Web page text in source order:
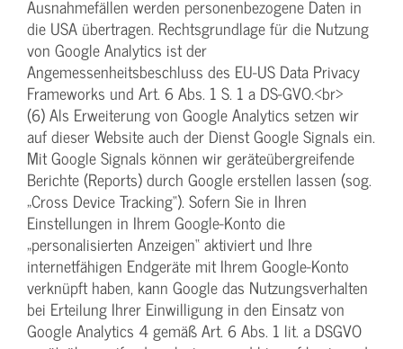
Ausnahmefällen werden personenbezogene Daten in
die USA übertragen. Rechtsgrundlage für die Nutzung
von Google Analytics ist der
Angemessenheitsbeschluss des EU-US Data Privacy
Frameworks und Art. 6 Abs. 1 S. 1 a DS-GVO.<br>
(6) Als Erweiterung von Google Analytics setzen wir
auf dieser Website auch der Dienst Google Signals ein.
Mit Google Signals können wir geräteübergreifende
Berichte (Reports) durch Google erstellen lassen (sog.
„Cross Device Tracking“). Sofern Sie in Ihren
Einstellungen in Ihrem Google-Konto die
„personalisierten Anzeigen“ aktiviert und Ihre
internetfähigen Endgeräte mit Ihrem Google-Konto
verknüpft haben, kann Google das Nutzungsverhalten
bei Erteilung Ihrer Einwilligung in den Einsatz von
Google Analytics 4 gemäß Art. 6 Abs. 1 lit. a DSGVO